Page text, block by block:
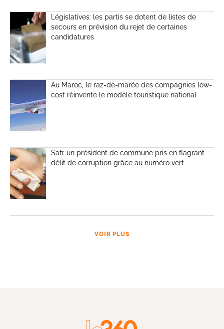
Législatives: les partis se dotent de listes de
secours en prévision du rejet de certaines
candidatures
Au Maroc, le raz-de-marée des compagnies low-
cost réinvente le modèle touristique national
Safi: un président de commune pris en flagrant
délit de corruption grâce au numéro vert
VOIR PLUS